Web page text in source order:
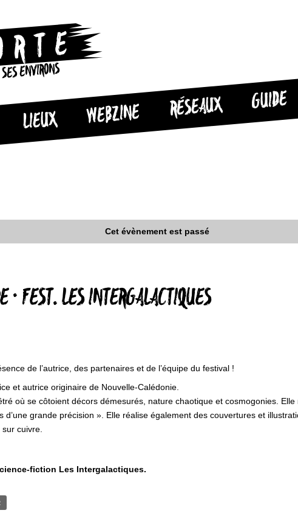
ENVIRONS
LIEUX WEBZINE RÉSEAUX GUIDE
Cet évènement est passé
· FEST. LES INTERGALACTIQUES
de l’autrice, des partenaires et de l’équipe du festival !
et autrice originaire de Nouvelle-Calédonie.
où se côtoient décors démesurés, nature chaotique et cosmogonies.
grande précision ». Elle réalise également des couvertures et
cuivre.
fiction Les Intergalactiques.